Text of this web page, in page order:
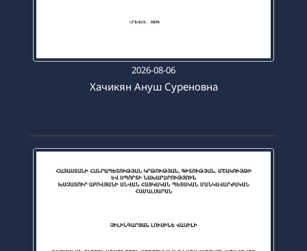
2026-08-06
Хачикян Ануш Суреновна